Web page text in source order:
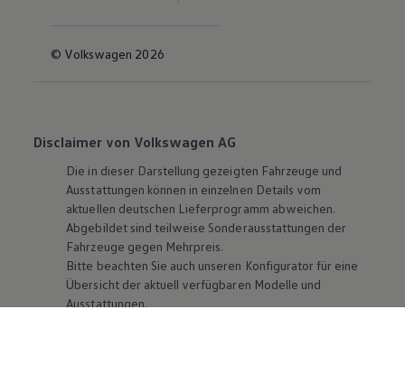
© Volkswagen 2026
Disclaimer von Volkswagen AG
Die in dieser Darstellung gezeigten Fahrzeuge und
Ausstattungen können in einzelnen Details vom
aktuellen deutschen Lieferprogramm abweichen.
Abgebildet sind teilweise Sonderausstattungen der
Fahrzeuge gegen Mehrpreis.
Bitte beachten Sie auch unseren Konfigurator für eine
Übersicht der aktuell verfügbaren Modelle und
Ausstattungen.